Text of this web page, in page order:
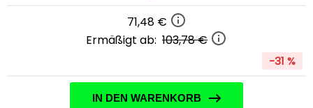
71,48 €
Ermäßigt ab: 103,78 €
-31 %
IN DEN WARENKORB